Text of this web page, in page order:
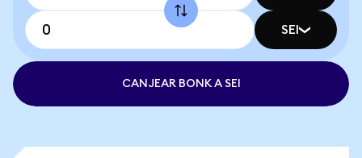
SEI
CANJEAR BONK A SEI